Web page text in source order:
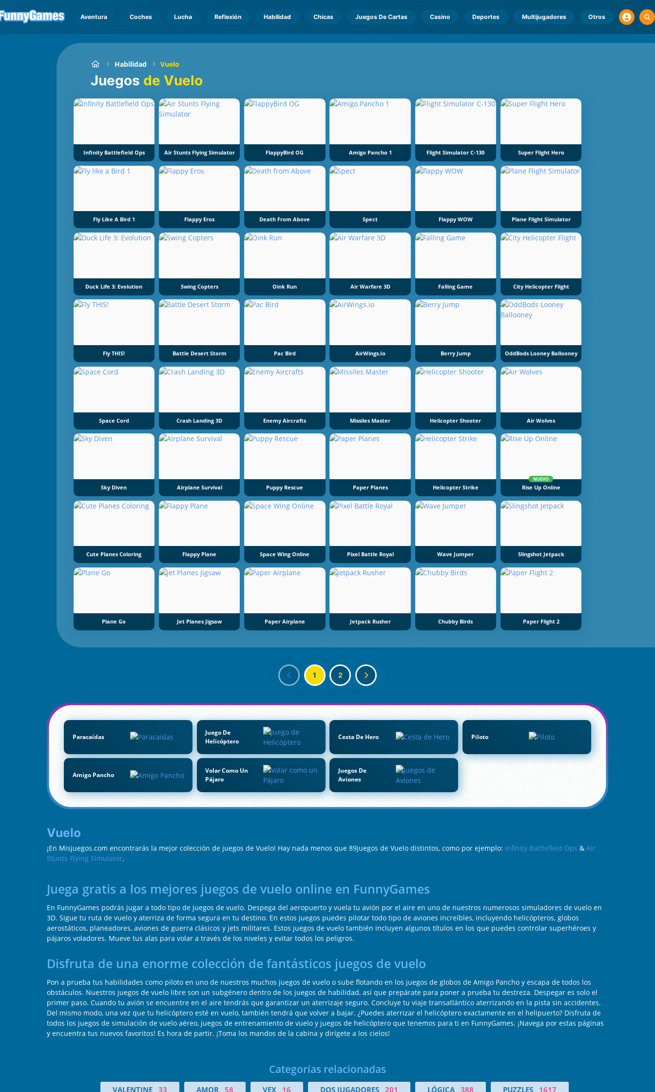
Aventura Coches Lucha Reflexión Habilidad Chicas Juegos De Cartas Casino Deportes Multijugadores Otros
Habilidad Vuelo
Juegos de Vuelo
Infinity Battlefield Ops Air Stunts Flying Simulator FlappyBird OG Amigo Pancho 1 Flight Simulator C-130 Super Flight Hero
Fly Like A Bird 1 Flappy Eros Death From Above Spect Flappy WOW Plane Flight Simulator
Duck Life 3: Evolution Swing Copters Oink Run Air Warfare 3D Falling Game City Helicopter Flight
Fly THIS! Battle Desert Storm Pac Bird AirWings.io Berry Jump OddBods Looney Ballooney
Space Cord Crash Landing 3D Enemy Aircrafts Missiles Master Helicopter Shooter Air Wolves
Sky Diven Airplane Survival Puppy Rescue Paper Planes Helicopter Strike
NUEVO
Rise Up Online
Cute Planes Coloring Flappy Plane Space Wing Online Pixel Battle Royal Wave Jumper Slingshot Jetpack
Plane Go Jet Planes Jigsaw Paper Airplane Jetpack Rusher Chubby Birds Paper Flight 2
1 2
Paracaídas
Juego De
Helicóptero
Cesta De Hero Piloto
Amigo Pancho
Volar Como Un
Pájaro
Juegos De
Aviones
Vuelo
¡En Misjuegos.com encontrarás la mejor colección de juegos de Vuelo! Hay nada menos que 89juegos de Vuelo distintos, como por ejemplo: Infinity Battlefield Ops & Air
Stunts Flying Simulator.
Juega gratis a los mejores juegos de vuelo online en FunnyGames
En FunnyGames podrás jugar a todo tipo de juegos de vuelo. Despega del aeropuerto y vuela tu avión por el aire en uno de nuestros numerosos simuladores de vuelo en
3D. Sigue tu ruta de vuelo y aterriza de forma segura en tu destino. En estos juegos puedes pilotar todo tipo de aviones increíbles, incluyendo helicópteros, globos
aerostáticos, planeadores, aviones de guerra clásicos y jets militares. Estos juegos de vuelo también incluyen algunos títulos en los que puedes controlar superhéroes y
pájaros voladores. Mueve tus alas para volar a través de los niveles y evitar todos los peligros.
Disfruta de una enorme colección de fantásticos juegos de vuelo
Pon a prueba tus habilidades como piloto en uno de nuestros muchos juegos de vuelo o sube flotando en los juegos de globos de Amigo Pancho y escapa de todos los
obstáculos. Nuestros juegos de vuelo libre son un subgénero dentro de los juegos de habilidad, así que prepárate para poner a prueba tu destreza. Despegar es solo el
primer paso. Cuando tu avión se encuentre en el aire tendrás que garantizar un aterrizaje seguro. Concluye tu viaje transatlántico aterrizando en la pista sin accidentes.
Del mismo modo, una vez que tu helicóptero esté en vuelo, también tendrá que volver a bajar. ¿Puedes aterrizar el helicóptero exactamente en el helipuerto? Disfruta de
todos los juegos de simulación de vuelo aéreo, juegos de entrenamiento de vuelo y juegos de helicóptero que tenemos para ti en FunnyGames. ¡Navega por estas páginas
y encuentra tus nuevos favoritos! Es hora de partir. ¡Toma los mandos de la cabina y dirígete a los cielos!
Categorías relacionadas
VALENTINE 33 AMOR 58 VEX 16 DOS JUGADORES 201 LÓGICA 388 PUZZLES 1617